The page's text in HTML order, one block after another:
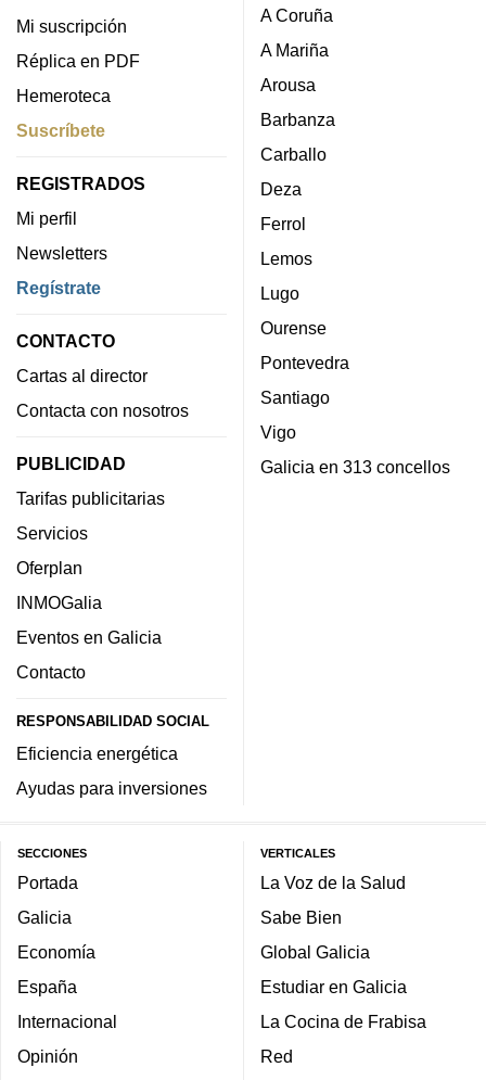
Mi suscripción
Réplica en PDF
Hemeroteca
Suscríbete
REGISTRADOS
Mi perfil
Newsletters
Regístrate
CONTACTO
Cartas al director
Contacta con nosotros
PUBLICIDAD
Tarifas publicitarias
Servicios
Oferplan
INMOGalia
Eventos en Galicia
Contacto
RESPONSABILIDAD SOCIAL
Eficiencia energética
Ayudas para inversiones
A Coruña
A Mariña
Arousa
Barbanza
Carballo
Deza
Ferrol
Lemos
Lugo
Ourense
Pontevedra
Santiago
Vigo
Galicia en 313 concellos
SECCIONES
Portada
Galicia
Economía
España
Internacional
Opinión
VERTICALES
La Voz de la Salud
Sabe Bien
Global Galicia
Estudiar en Galicia
La Cocina de Frabisa
Red